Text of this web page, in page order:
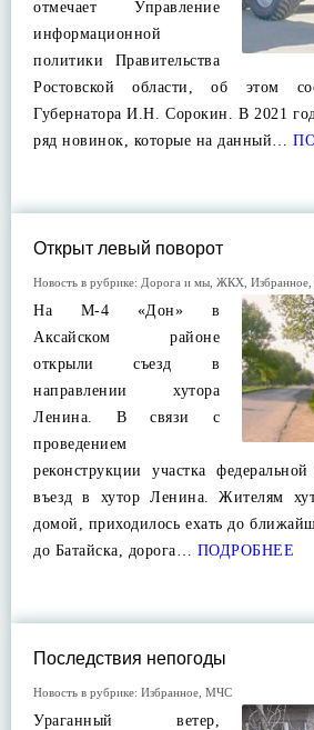
отмечает Управление
информационной
политики Правительства
Ростовской области, об этом
Губернатора И.Н. Сорокин. В 2021
ряд новинок, которые на данный…
Открыт левый поворот
Новость в рубрике: Дорога и мы ЖКХ Избранное
На М-4 «Дон» в
Аксайском районе
открыли съезд в
направлении хутора
Ленина. В связи с
проведением
реконструкции участка
въезд в хутор Ленина. Жителям
домой, приходилось ехать до
до Батайска, дорога… ПОДРОБНЕЕ
Последствия непогоды
Новость в рубрике: Избранное МЧС
Ураганный ветер,